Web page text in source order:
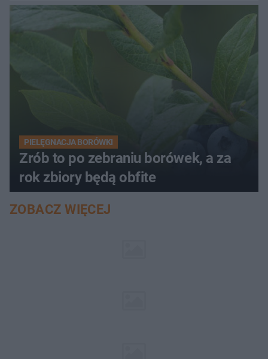
PIELĘGNACJA BORÓWKI
Zrób to po zebraniu borówek, a za
rok zbiory będą obfite
ZOBACZ WIĘCEJ